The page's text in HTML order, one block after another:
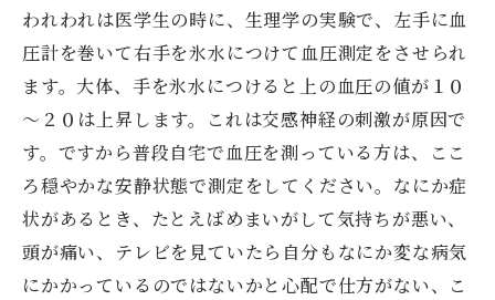
われわれは医学生の時に、生理学の実験で、左手に血
圧計を巻いて右手を氷水につけて血圧測定をさせられ
ます。大体、手を氷水につけると上の血圧の値が１０
～２０は上昇します。これは交感神経の刺激が原因で
す。ですから普段自宅で血圧を測っている方は、ここ
ろ穏やかな安静状態で測定をしてください。なにか症
状があるとき、たとえばめまいがして気持ちが悪い、
頭が痛い、テレビを見ていたら自分もなにか変な病気
にかかっているのではないかと心配で仕方がない、こ